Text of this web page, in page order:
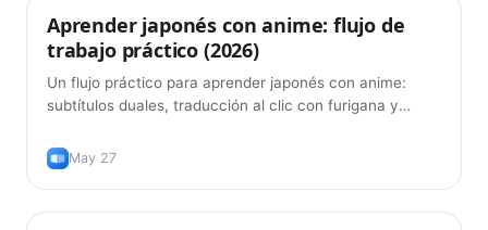
Métodos de aprendizaje
Aprender japonés con anime: flujo de
trabajo práctico (2026)
Un flujo práctico para aprender japonés con anime:
subtítulos duales, traducción al clic con furigana y
May 27